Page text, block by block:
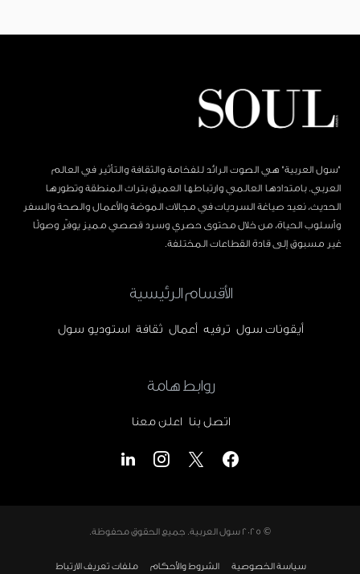
"سول العربية" هي الصوت الرائد للفخامة والثقافة والتأثير في العالم
العربي. بامتدادها العالمي وارتباطها العميق بتراث المنطقة وتطورها
الحديث، نعيد صياغة السرديات في مجالات الموضة والأعمال والصحة والسفر
وأسلوب الحياة، من خلال محتوى حصري وسرد قصصي مميز يوفّر وصولًا
غير مسبوق إلى قادة القطاعات المختلفة.
الأقسام الرئيسية
أيقونات سول ترفيه أعمال ثقافة استوديو سول
روابط هامة
اتصل بنا اعلن معنا
© 2025 سول العربية. جميع الحقوق محفوظة.
سياسة الخصوصية الشروط والأحكام ملفات تعريف الارتباط